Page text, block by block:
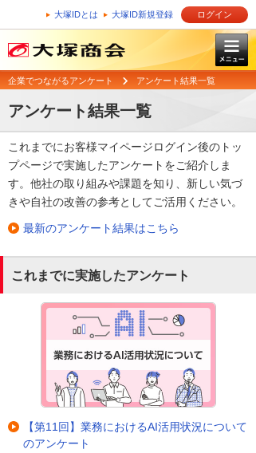
大塚IDとは 大塚ID新規登録 ログイン
企業でつながるアンケート アンケート結果一覧
アンケート結果一覧
これまでにお客様マイページログイン後のトッ
プページで実施したアンケートをご紹介しま
す。他社の取り組みや課題を知り、新しい気づ
きや自社の改善の参考としてご活用ください。
最新のアンケート結果はこちら
これまでに実施したアンケート
【第11回】業務におけるAI活用状況について
のアンケート